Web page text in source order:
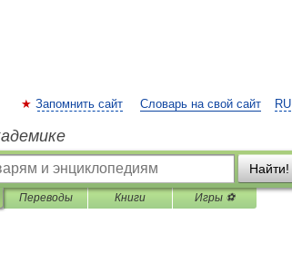
RU
Запомнить сайт Словарь на свой сайт
Найти!
Переводы Книги Игры ⚽